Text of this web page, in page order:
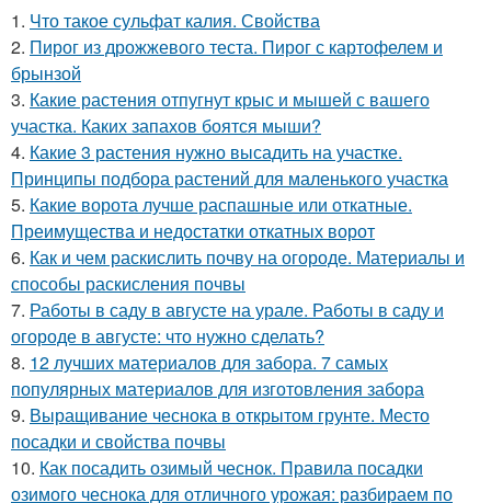
1. Что такое сульфат калия. Свойства
2. Пирог из дрожжевого теста. Пирог с картофелем и
брынзой
3. Какие растения отпугнут крыс и мышей с вашего
участка. Каких запахов боятся мыши?
4. Какие 3 растения нужно высадить на участке.
Принципы подбора растений для маленького участка
5. Какие ворота лучше распашные или откатные.
Преимущества и недостатки откатных ворот
6. Как и чем раскислить почву на огороде. Материалы и
способы раскисления почвы
7. Работы в саду в августе на урале. Работы в саду и
огороде в августе: что нужно сделать?
8. 12 лучших материалов для забора. 7 самых
популярных материалов для изготовления забора
9. Выращивание чеснока в открытом грунте. Место
посадки и свойства почвы
10. Как посадить озимый чеснок. Правила посадки
озимого чеснока для отличного урожая: разбираем по